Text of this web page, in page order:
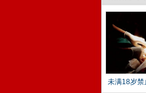
未满18岁禁